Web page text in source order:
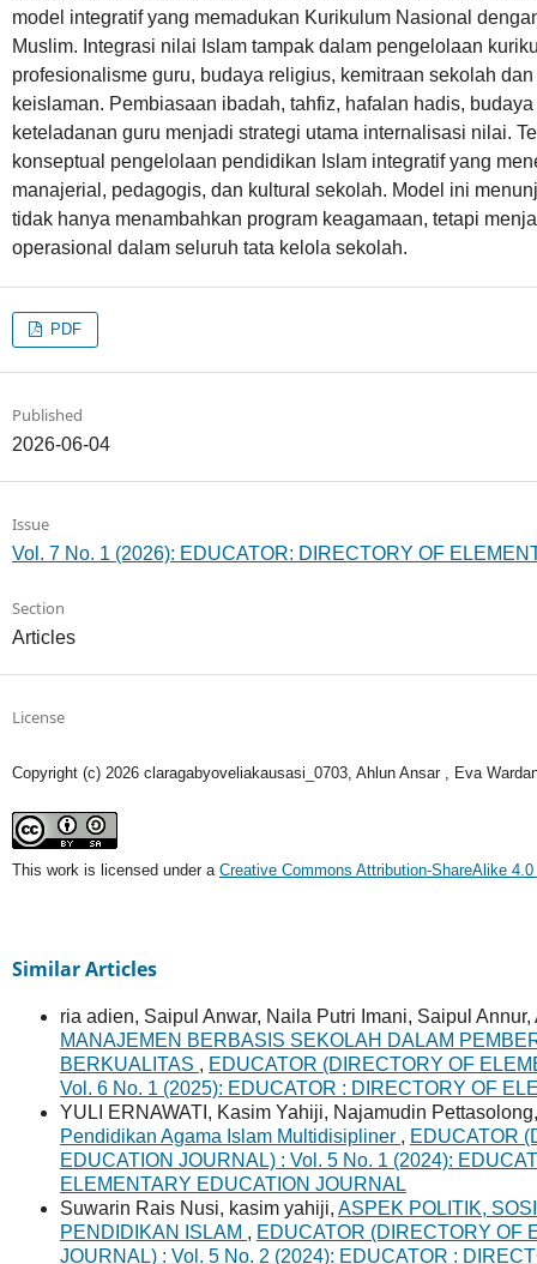
model integratif yang memadukan Kurikulum Nasional
Muslim. Integrasi nilai Islam tampak dalam pengelolaan
profesionalisme guru, budaya religius, kemitraan sekolah
keislaman. Pembiasaan ibadah, tahfiz, hafalan hadis,
keteladanan guru menjadi strategi utama internalisasi nilai.
konseptual pengelolaan pendidikan Islam integratif yang
manajerial, pedagogis, dan kultural sekolah. Model ini
tidak hanya menambahkan program keagamaan, tetapi
operasional dalam seluruh tata kelola sekolah.
PDF
Published
2026-06-04
Issue
Vol. 7 No. 1 (2026): EDUCATOR: DIRECTORY OF
Section
Articles
License
Copyright (c) 2026 claragabyoveliakausasi_0703, Ahlun Ansar , Eva
This work is licensed under a Creative Commons Attribution-ShareAlike
Similar Articles
ria adien, Saipul Anwar, Naila Putri Imani, Saipul
MANAJEMEN BERBASIS SEKOLAH DALAM
BERKUALITAS , EDUCATOR (DIRECTORY OF
Vol. 6 No. 1 (2025): EDUCATOR : DIRECTORY OF
YULI ERNAWATI, Kasim Yahiji, Najamudin
Pendidikan Agama Islam Multidisipliner , EDUCATOR
EDUCATION JOURNAL) : Vol. 5 No. 1 (2024):
ELEMENTARY EDUCATION JOURNAL
Suwarin Rais Nusi, kasim yahiji, ASPEK POLITIK,
PENDIDIKAN ISLAM , EDUCATOR (DIRECTORY OF
JOURNAL) : Vol. 5 No. 2 (2024): EDUCATOR :